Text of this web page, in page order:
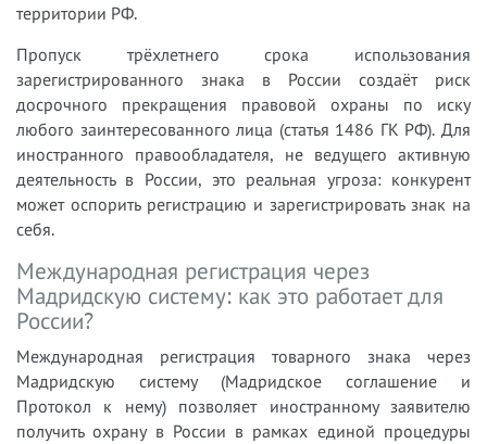
территории РФ.
Пропуск трёхлетнего срока использования
зарегистрированного знака в России создаёт риск
досрочного прекращения правовой охраны по иску
любого заинтересованного лица (статья 1486 ГК РФ). Для
иностранного правообладателя, не ведущего активную
деятельность в России, это реальная угроза: конкурент
может оспорить регистрацию и зарегистрировать знак на
себя.
Международная регистрация через
Мадридскую систему: как это работает для
России?
Международная регистрация товарного знака через
Мадридскую систему (Мадридское соглашение и
Протокол к нему) позволяет иностранному заявителю
получить охрану в России в рамках единой процедуры